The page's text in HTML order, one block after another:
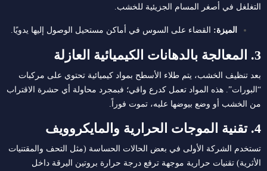
التغلغل في أصغر المسام الجزيئية للخشب.
الميزة: القضاء على السوس في أماكن مستحيل الوصول إليها يدويًا.
3. المعالجة بالدهانات الكيميائية العازلة
بعد تنظيف الخشب، يتم طلاء الأسطح بمواد كيميائية تحتوي على مركبات
“البورات”. هذه المواد تعمل كدرع واقي؛ فبمجرد محاولة أي حشرة الاقتراب
من الخشب أو وضع بيوضها عليه، تموت فوراً.
4. تقنية الموجات الحرارية والمايكروويف
تستخدم الشركة الأولى في بعض الحالات الحساسة (مثل التحف والمقتنيات
الأثرية) تقنيات حرارية موجهة ترفع درجة حرارة بروتين اليرقة داخل